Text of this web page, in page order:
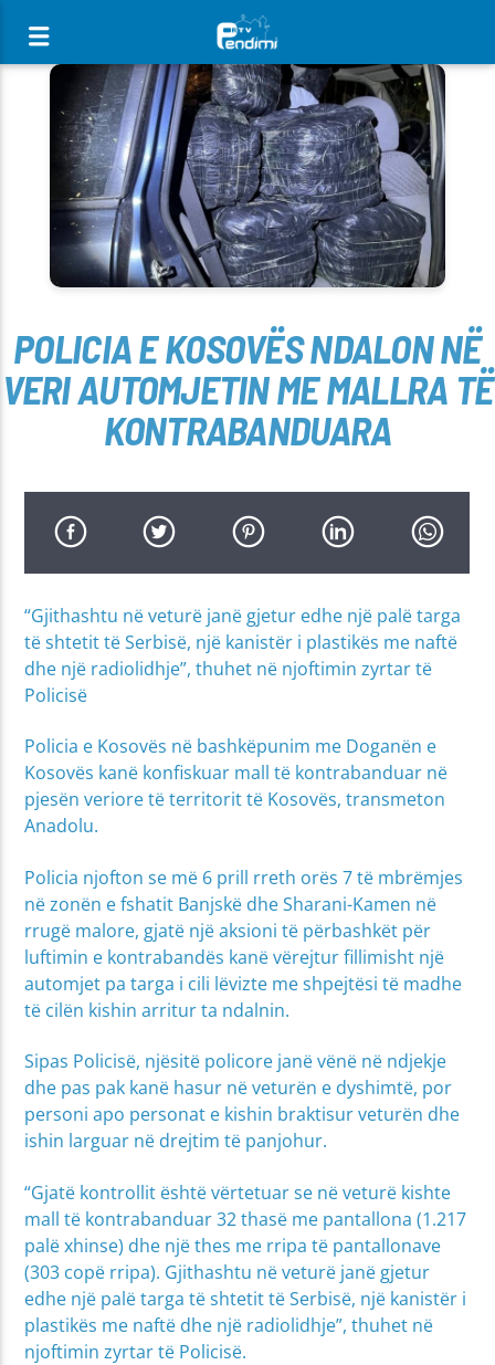
[There are no radio stations in the database]
POLICIA E KOSOVËS NDALON NË
VERI AUTOMJETIN ME MALLRA TË
KONTRABANDUARA
“Gjithashtu në veturë janë gjetur edhe një palë targa
të shtetit të Serbisë, një kanistër i plastikës me naftë
dhe një radiolidhje”, thuhet në njoftimin zyrtar të
Policisë
Policia e Kosovës në bashkëpunim me Doganën e
Kosovës kanë konfiskuar mall të kontrabanduar në
pjesën veriore të territorit të Kosovës, transmeton
Anadolu.
Policia njofton se më 6 prill rreth orës 7 të mbrëmjes
në zonën e fshatit Banjskë dhe Sharani-Kamen në
rrugë malore, gjatë një aksioni të përbashkët për
luftimin e kontrabandës kanë vërejtur fillimisht një
automjet pa targa i cili lëvizte me shpejtësi të madhe
të cilën kishin arritur ta ndalnin.
Sipas Policisë, njësitë policore janë vënë në ndjekje
dhe pas pak kanë hasur në veturën e dyshimtë, por
personi apo personat e kishin braktisur veturën dhe
ishin larguar në drejtim të panjohur.
“Gjatë kontrollit është vërtetuar se në veturë kishte
mall të kontrabanduar 32 thasë me pantallona (1.217
palë xhinse) dhe një thes me rripa të pantallonave
(303 copë rripa). Gjithashtu në veturë janë gjetur
edhe një palë targa të shtetit të Serbisë, një kanistër i
plastikës me naftë dhe një radiolidhje”, thuhet në
njoftimin zyrtar të Policisë.